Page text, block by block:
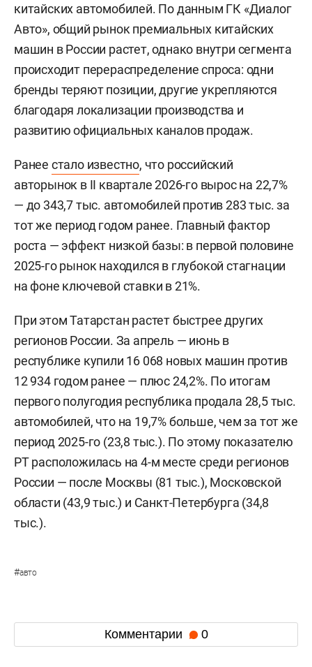
китайских автомобилей. По данным ГК «Диалог
Авто», общий рынок премиальных китайских
машин в России растет, однако внутри сегмента
происходит перераспределение спроса: одни
бренды теряют позиции, другие укрепляются
благодаря локализации производства и
развитию официальных каналов продаж.
Ранее стало известно, что российский
авторынок в II квартале 2026-го вырос на 22,7%
— до 343,7 тыс. автомобилей против 283 тыс. за
тот же период годом ранее. Главный фактор
роста — эффект низкой базы: в первой половине
2025-го рынок находился в глубокой стагнации
на фоне ключевой ставки в 21%.
При этом Татарстан растет быстрее других
регионов России. За апрель — июнь в
республике купили 16 068 новых машин против
12 934 годом ранее — плюс 24,2%. По итогам
первого полугодия республика продала 28,5 тыс.
автомобилей, что на 19,7% больше, чем за тот же
период 2025-го (23,8 тыс.). По этому показателю
РТ расположилась на 4-м месте среди регионов
России — после Москвы (81 тыс.), Московской
области (43,9 тыс.) и Санкт-Петербурга (34,8
тыс.).
#авто
Комментарии 0